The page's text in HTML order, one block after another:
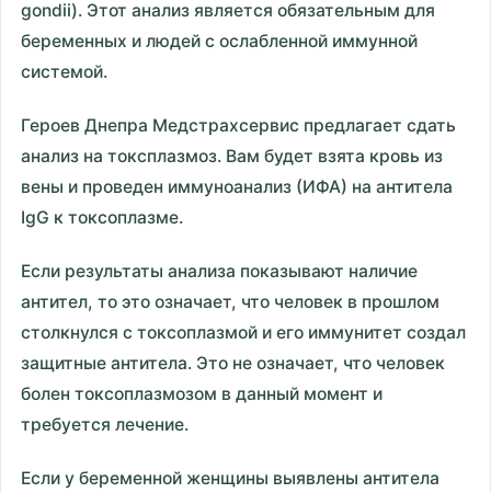
gondii). Этот анализ является обязательным для
беременных и людей с ослабленной иммунной
системой.
Героев Днепра Медстрахсервис предлагает сдать
анализ на токсплазмоз. Вам будет взята кровь из
вены и проведен иммуноанализ (ИФА) на антитела
IgG к токсоплазме.
Если результаты анализа показывают наличие
антител, то это означает, что человек в прошлом
столкнулся с токсоплазмой и его иммунитет создал
защитные антитела. Это не означает, что человек
болен токсоплазмозом в данный момент и
требуется лечение.
Если у беременной женщины выявлены антитела